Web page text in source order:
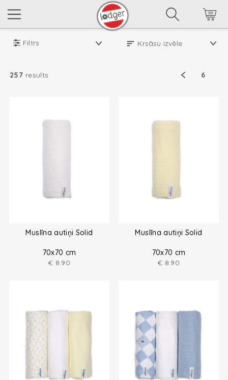
Filtrs
257 results 6
Muslīna autiņi Solid
70x70 cm
€ 8.90
Muslīna autiņi Solid
70x70 cm
€ 8.90